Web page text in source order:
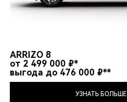
ARRIZO 8
от 2 499 000 ₽*
выгода до 476 000 ₽**
УЗНАТЬ БОЛЬШЕ